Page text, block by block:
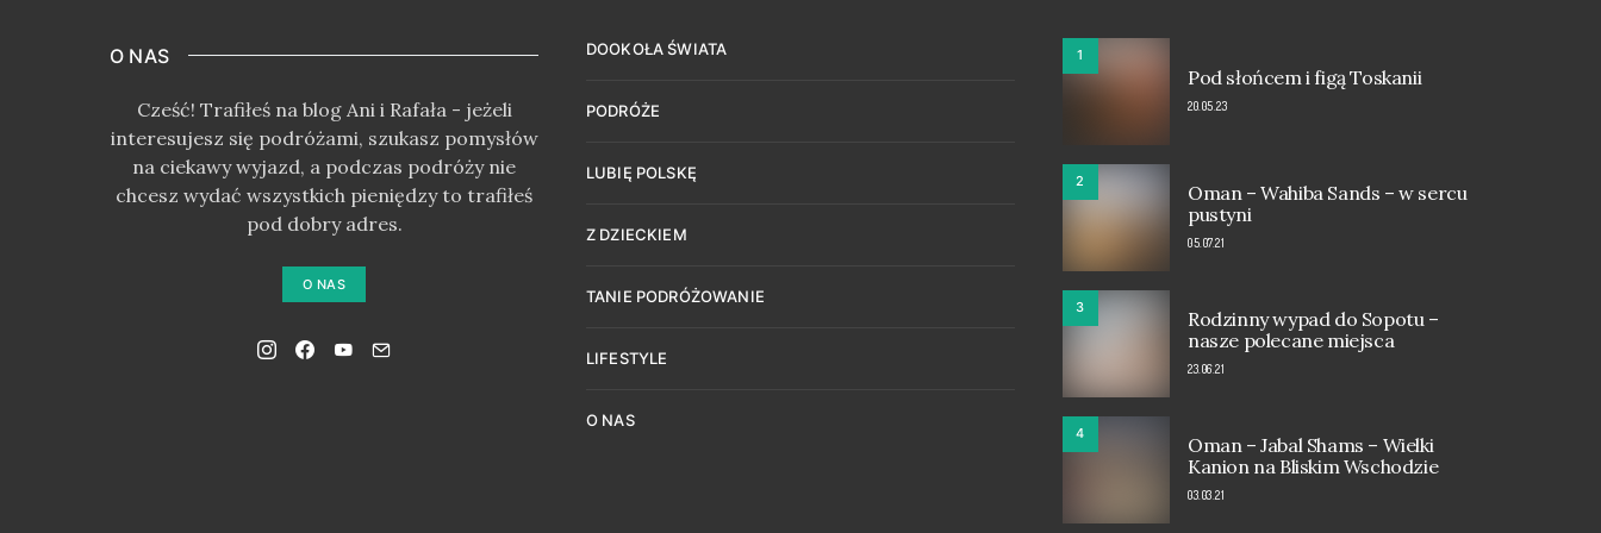
O NAS
Cześć! Trafiłeś na blog Ani i Rafała - jeżeli
interesujesz się podróżami, szukasz pomysłów
na ciekawy wyjazd, a podczas podróży nie
chcesz wydać wszystkich pieniędzy to trafiłeś
pod dobry adres.
O NAS
DOOKOŁA ŚWIATA
PODRÓŻE
LUBIĘ POLSKĘ
Z DZIECKIEM
TANIE PODRÓŻOWANIE
LIFESTYLE
O NAS
1
Pod słońcem i figą Toskanii
20.05.23
2
Oman – Wahiba Sands – w sercu
pustyni
05.07.21
3
Rodzinny wypad do Sopotu –
nasze polecane miejsca
23.06.21
4
Oman – Jabal Shams – Wielki
Kanion na Bliskim Wschodzie
03.03.21